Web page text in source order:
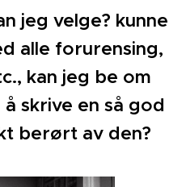
jeg velge? kunne
alle forurensing,
kan jeg be om
skrive en så god
berørt av den?